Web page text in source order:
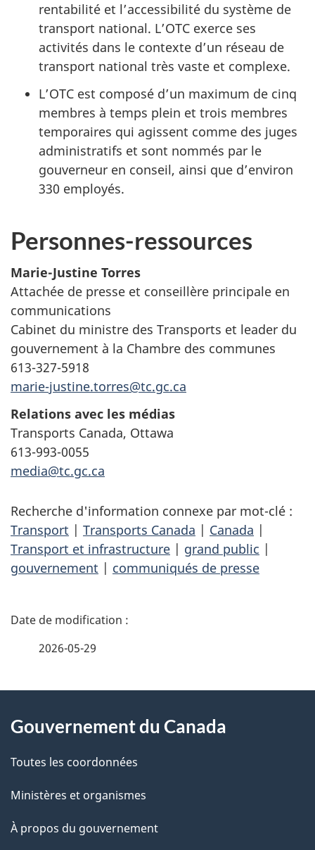
rentabilité et l’accessibilité du système de
transport national. L’OTC exerce ses
activités dans le contexte d’un réseau de
transport national très vaste et complexe.
L’OTC est composé d’un maximum de cinq
membres à temps plein et trois membres
temporaires qui agissent comme des juges
administratifs et sont nommés par le
gouverneur en conseil, ainsi que d’environ
330 employés.
Personnes-ressources
Marie-Justine Torres
Attachée de presse et conseillère principale en
communications
Cabinet du ministre des Transports et leader du
gouvernement à la Chambre des communes
613-327-5918
marie-justine.torres@tc.gc.ca
Relations avec les médias
Transports Canada, Ottawa
613-993-0055
media@tc.gc.ca
Recherche d'information connexe par mot-clé :
Transport | Transports Canada | Canada |
Transport et infrastructure | grand public |
gouvernement | communiqués de presse
D
i
l
s
d
2026-05-29
propos
de
ce
site
Gouvernement du Canada
Toutes les coordonnées
Ministères et organismes
À propos du gouvernement